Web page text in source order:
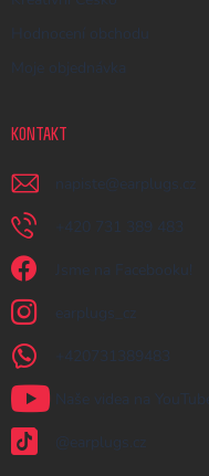
Hodnocení obchodu
Moje objednávka
KONTAKT
napiste @ earplugs.cz
+420 731 389 483
Jsme na Facebooku!
earplugs_cz
+420731389483
Naše videa na YouTube
@earplugs.cz